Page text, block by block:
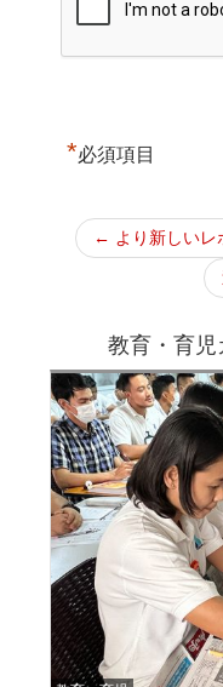
*必須項目
← より新しいレ
教育・育児